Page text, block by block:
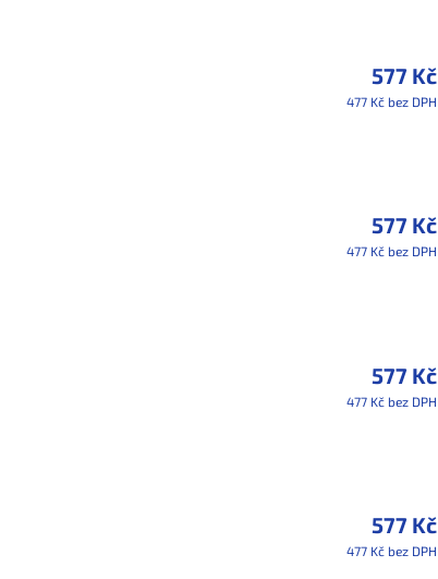
577 Kč
477 Kč bez DPH
577 Kč
477 Kč bez DPH
577 Kč
477 Kč bez DPH
577 Kč
477 Kč bez DPH